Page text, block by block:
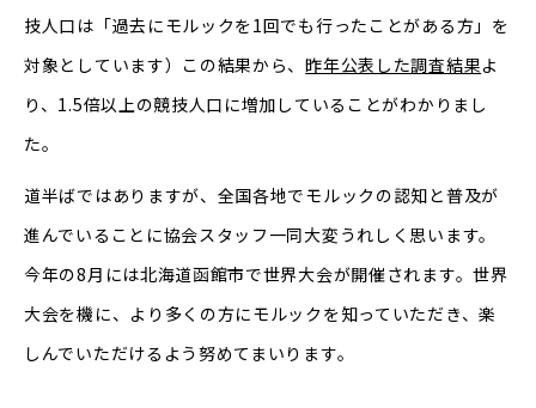
技人口は「過去にモルックを1回でも行ったことがある方」を
対象としています）この結果から、昨年公表した調査結果よ
り、1.5倍以上の競技人口に増加していることがわかりまし
た。
道半ばではありますが、全国各地でモルックの認知と普及が
進んでいることに協会スタッフ一同大変うれしく思います。
今年の8月には北海道函館市で世界大会が開催されます。世界
大会を機に、より多くの方にモルックを知っていただき、楽
しんでいただけるよう努めてまいります。